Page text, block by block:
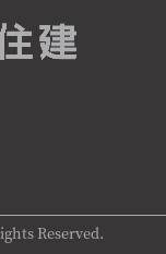
Reserved.